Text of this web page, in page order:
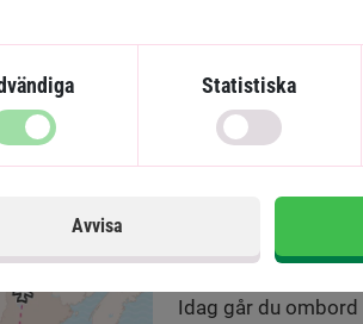
Dagsprogram
Dag 1:
Idag går du
Statistiska
Avvisa